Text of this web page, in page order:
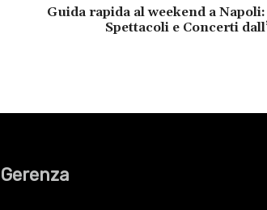
Guida rapida al weekend a
Spettacoli e Concerti
Gerenza